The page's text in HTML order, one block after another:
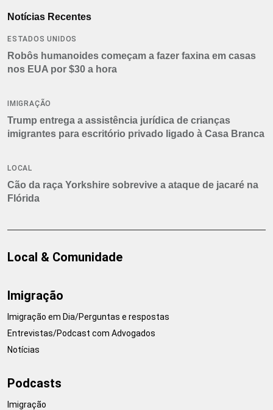
Notícias Recentes
ESTADOS UNIDOS
Robôs humanoides começam a fazer faxina em casas
nos EUA por $30 a hora
IMIGRAÇÃO
Trump entrega a assistência jurídica de crianças
imigrantes para escritório privado ligado à Casa Branca
LOCAL
Cão da raça Yorkshire sobrevive a ataque de jacaré na
Flórida
Local & Comunidade
Imigração
Imigração em Dia/Perguntas e respostas
Entrevistas/Podcast com Advogados
Notícias
Podcasts
Imigração